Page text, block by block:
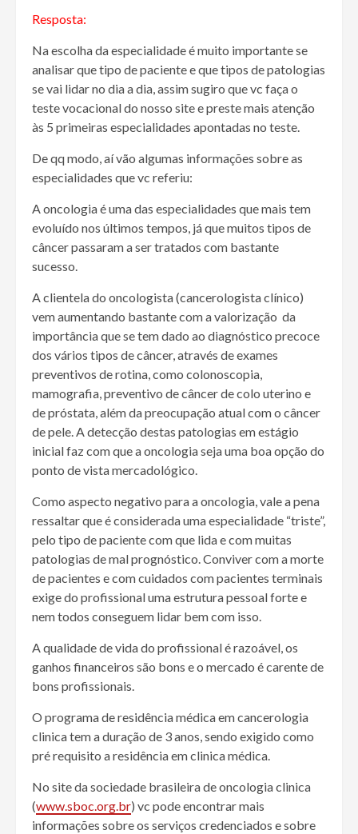
Resposta:
Na escolha da especialidade é muito importante se
analisar que tipo de paciente e que tipos de patologias
se vai lidar no dia a dia, assim sugiro que vc faça o
teste vocacional do nosso site e preste mais atenção
às 5 primeiras especialidades apontadas no teste.
De qq modo, aí vão algumas informações sobre as
especialidades que vc referiu:
A oncologia é uma das especialidades que mais tem
evoluído nos últimos tempos, já que muitos tipos de
câncer passaram a ser tratados com bastante
sucesso.
A clientela do oncologista (cancerologista clínico)
vem aumentando bastante com a valorização da
importância que se tem dado ao diagnóstico precoce
dos vários tipos de câncer, através de exames
preventivos de rotina, como colonoscopia,
mamografia, preventivo de câncer de colo uterino e
de próstata, além da preocupação atual com o câncer
de pele. A detecção destas patologias em estágio
inicial faz com que a oncologia seja uma boa opção do
ponto de vista mercadológico.
Como aspecto negativo para a oncologia, vale a pena
ressaltar que é considerada uma especialidade “triste”,
pelo tipo de paciente com que lida e com muitas
patologias de mal prognóstico. Conviver com a morte
de pacientes e com cuidados com pacientes terminais
exige do profissional uma estrutura pessoal forte e
nem todos conseguem lidar bem com isso.
A qualidade de vida do profissional é razoável, os
ganhos financeiros são bons e o mercado é carente de
bons profissionais.
O programa de residência médica em cancerologia
clinica tem a duração de 3 anos, sendo exigido como
pré requisito a residência em clinica médica.
No site da sociedade brasileira de oncologia clinica
(www.sboc.org.br) vc pode encontrar mais
informações sobre os serviços credenciados e sobre